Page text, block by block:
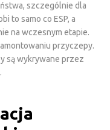
szczególnie dla
to samo co ESP, a
na wczesnym etapie.
przyczepy.
są wykrywane przez